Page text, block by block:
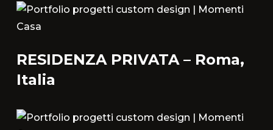
RESIDENZA PRIVATA – Roma,
Italia